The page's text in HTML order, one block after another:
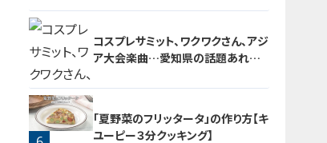
コスプレサミット、ワクワクさん、アジ
ア大会楽曲…愛知県の話題あれこ
「夏野菜のフリッタータ」の作り方【キ
ユーピー３分クッキング】